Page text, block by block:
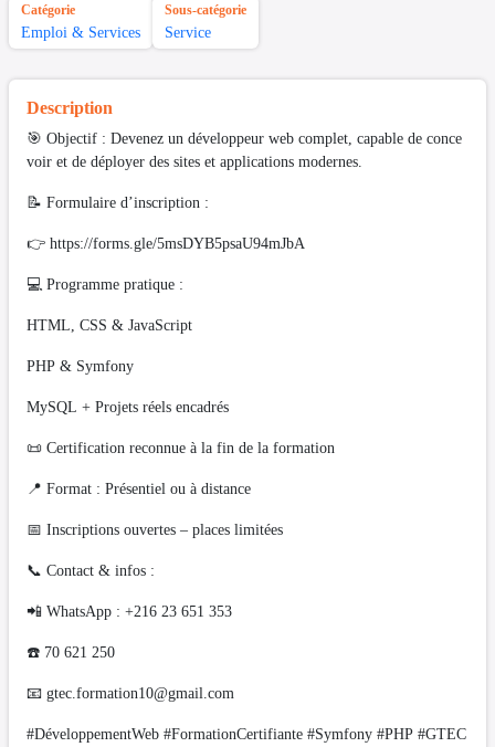
Catégorie
Emploi & Services
Sous-catégorie
Service
Description
🎯 Objectif : Devenez un développeur web complet, capable de conce
voir et de déployer des sites et applications modernes.
📝 Formulaire d’inscription :
👉 https://forms.gle/5msDYB5psaU94mJbA
💻 Programme pratique :
HTML, CSS & JavaScript
PHP & Symfony
MySQL + Projets réels encadrés
📜 Certification reconnue à la fin de la formation
📍 Format : Présentiel ou à distance
📅 Inscriptions ouvertes – places limitées
📞 Contact & infos :
📲 WhatsApp : +216 23 651 353
☎️ 70 621 250
📧 gtec.formation10@gmail.com
#DéveloppementWeb #FormationCertifiante #Symfony #PHP #GTEC